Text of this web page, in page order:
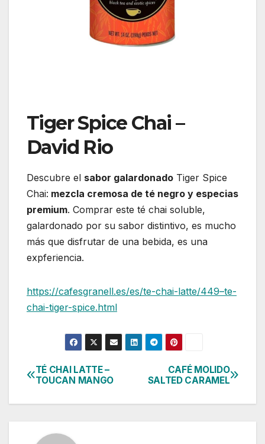
Tiger Spice Chai –
David Rio
Descubre el sabor galardonado Tiger Spice
Chai: mezcla cremosa de té negro y especias
premium. Comprar este té chai soluble,
galardonado por su sabor distintivo, es mucho
más que disfrutar de una bebida, es una
expferiencia.
https://cafesgranell.es/es/te-chai-latte/449–te-
chai-tiger-spice.html
Navegación
de
CAFÉ MOLIDO
SALTED CARAMEL
TÉ CHAI LATTE –
TOUCAN MANGO